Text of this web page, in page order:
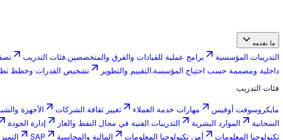
ما نقدمه
التدريبات المؤسسية برامج عملية للقيادات والفرق والمتخصصين.فئات التدريب
داخلية ومصممة حسب احتياج المؤسسة.التقييم والتطوير تشخيص القدرات وخطط
فئات التدريب
مايكروسوفت أوفيس مهارات خدمة العملاء تغيير ثقافة الشركات الأجهزة
السحابية
الموارد البشرية التدريبات الفنية في مجال النفط والغاز إدارة الجودة
تكنولوجيا المعلومات
أمن تكنولوجيا المعلومات المالية والمحاسبة SAP